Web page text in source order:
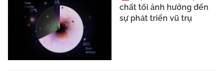
chất tối ảnh hưởng đến
sự phát triển vũ trụ